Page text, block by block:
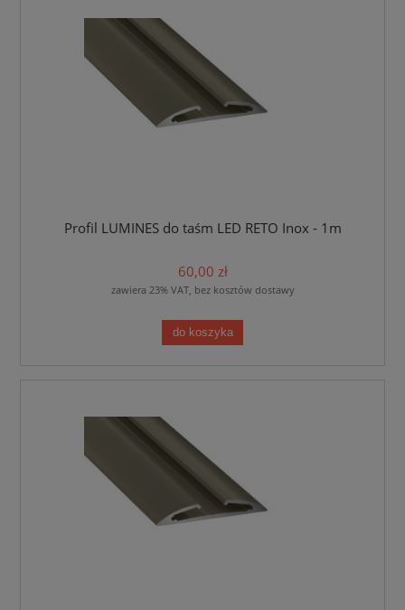
Profil LUMINES do taśm LED RETO Inox - 1m
60,00 zł
zawiera 23% VAT, bez kosztów dostawy
do koszyka